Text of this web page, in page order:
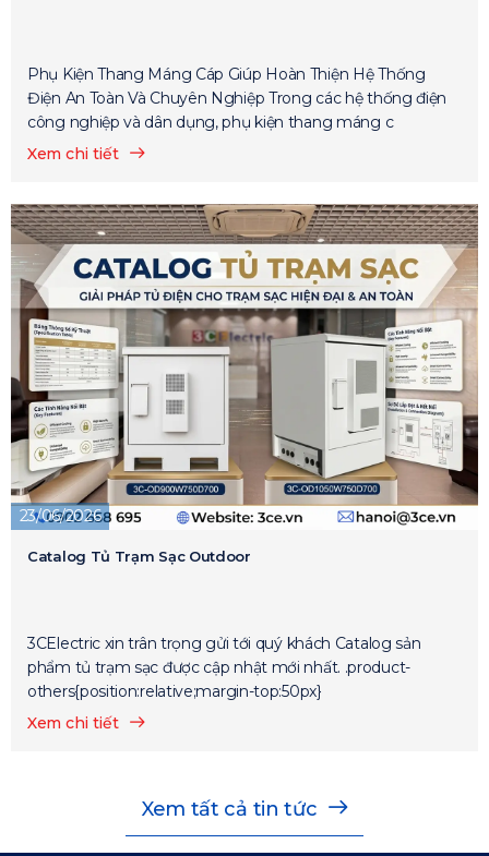
Phụ Kiện Thang Máng Cáp Giúp Hoàn Thiện Hệ Thống
Điện An Toàn Và Chuyên Nghiệp Trong các hệ thống điện
công nghiệp và dân dụng, phụ kiện thang máng c
Xem chi tiết
23/06/2026
Catalog Tủ Trạm Sạc Outdoor
3CElectric xin trân trọng gửi tới quý khách Catalog sản
phẩm tủ trạm sạc được cập nhật mới nhất. .product-
others{position:relative;margin-top:50px}
Xem chi tiết
Xem tất cả tin tức